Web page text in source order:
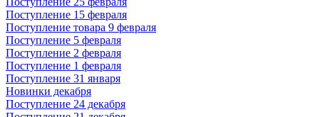
Поступление 15 февраля
Поступление товара 9 февраля
Поступление 5 февраля
Поступление 2 февраля
Поступление 1 февраля
Поступление 31 января
Новинки декабря
Поступление 24 декабря